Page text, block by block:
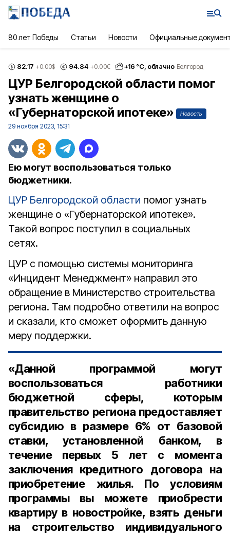
80 лет Победы Статьи Новости Официальные
82.17 +0.00$ 94.84 +0.00€ +16 °С, облачно Белгород
ЦУР Белгородской области помог
узнать женщине о
«Губернаторской ипотеке»
Новость
29 ноября 2023, 15:31
Ею могут воспользоваться только
бюджетники.
ЦУР Белгородской области помог узнать
женщине о «Губернаторской ипотеке».
Такой вопрос поступил в социальных
сетях.
ЦУР с помощью системы мониторинга
«Инцидент Менеджмент» направил это
обращение в Министерство строительства
региона. Там подробно ответили на вопрос
и сказали, кто сможет оформить данную
меру поддержки.
«Данной программой могут
воспользоваться работники
бюджетной сферы, которым
правительство региона предоставляет
субсидию в размере 6% от базовой
ставки, установленной банком, в
течение первых 5 лет с момента
заключения кредитного договора на
приобретение жилья. По условиям
программы вы можете приобрести
квартиру в новостройке, взять деньги
на строительство индивидуального